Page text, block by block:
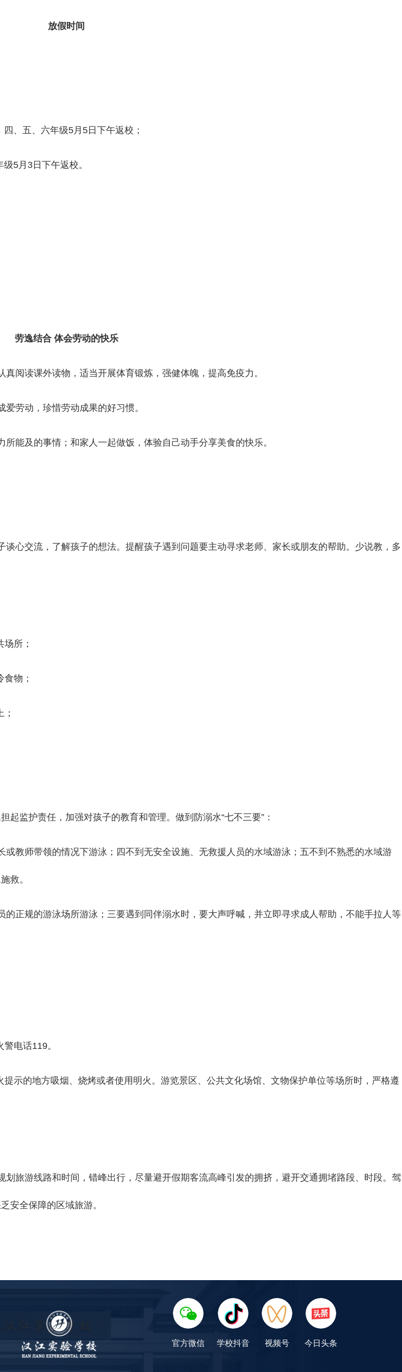
放假时间
、五、六年级5月5日下午返校；
5月3日下午返校。
劳逸结合 体会劳动的快乐
阅读课外读物，适当开展体育锻炼，强健体魄，提高免疫力。
劳动，珍惜劳动成果的好习惯。
能及的事情；和家人一起做饭，体验自己动手分享美食的快乐。
心交流，了解孩子的想法。提醒孩子遇到问题要主动寻求老师、家长或朋友的帮助。少说教，多
所；
物；
监护责任，加强对孩子的教育和管理。做到防溺水“七不三要”：
教师带领的情况下游泳；四不到无安全设施、无救援人员的水域游泳；五不到不熟悉的水域游
救。
正规的游泳场所游泳；三要遇到同伴溺水时，要大声呼喊，并立即寻求成人帮助，不能手拉人等
电话119。
示的地方吸烟、烧烤或者使用明火。游览景区、公共文化场馆、文物保护单位等场所时，严格遵
旅游线路和时间，错峰出行，尽量避开假期客流高峰引发的拥挤，避开交通拥堵路段、时段。驾
安全保障的区域旅游。
官方微信 学校抖音 视频号 今日头条